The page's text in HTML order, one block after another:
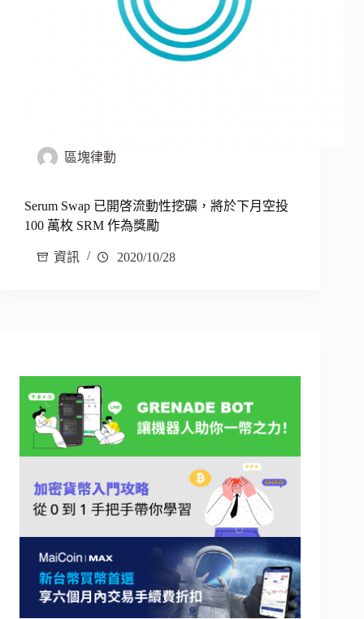
區塊律動
Serum Swap 已開啓流動性挖礦，將於下月空投
100 萬枚 SRM 作為獎勵
資訊 2020/10/28